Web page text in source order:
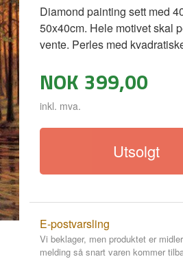
Diamond painting sett med
50x40cm. Hele motivet skal
vente. Perles med
NOK 399,00
inkl. mva.
Utsolgt
E-postvarsling
Vi beklager, men produktet er
melding så snart varen kommer